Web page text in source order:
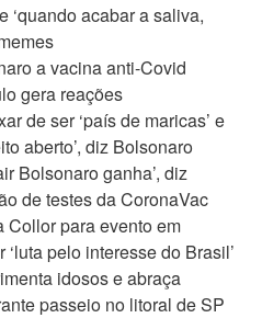
‘quando acabar a saliva,
a vacina anti-Covid
gera reações
de ser ‘país de maricas’ e
aberto’, diz Bolsonaro
Bolsonaro ganha’, diz
de testes da CoronaVac
Collor para evento em
pelo interesse do Brasil’
idosos e abraça
passeio no litoral de SP